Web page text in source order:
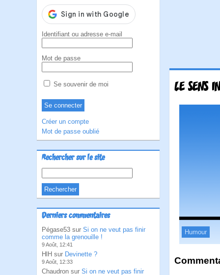
Identifiant ou adresse e-mail
Mot de passe
Se souvenir de moi
Créer un compte
Mot de passe oublié
Rechercher sur le site
Derniers commentaires
Pégase53 sur Si on ne veut pas finir
comme la grenouille !
9 Août, 12:41
HlH sur Devinette ?
9 Août, 12:33
Chaudron sur Si on ne veut pas finir
LE SENS
Humour